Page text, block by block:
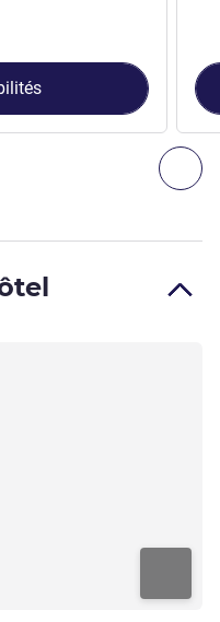
DELUXE AVEC VUE